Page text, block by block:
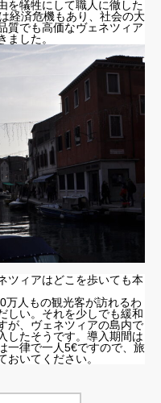
を犠牲にして職人に徹した
経済危機もあり、社会の大
質でも高価なヴェネツィア
した。
ツィアはどこを歩いても本
万人もの観光客が訪れるわ
しい。それを少しでも緩和
が、ヴェネツィアの島内で
したそうです。導入期間は
一律で一人5€ですので、旅
いてください。
）